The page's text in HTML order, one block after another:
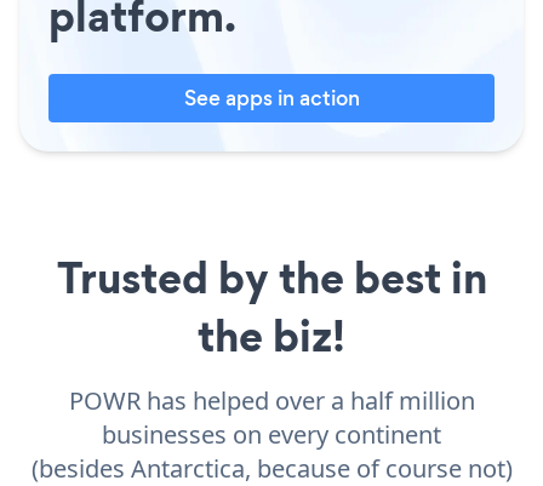
platform.
See apps in action
Trusted by the best in
the biz!
POWR has helped over a half million
businesses on every continent
(besides Antarctica, because of course not)